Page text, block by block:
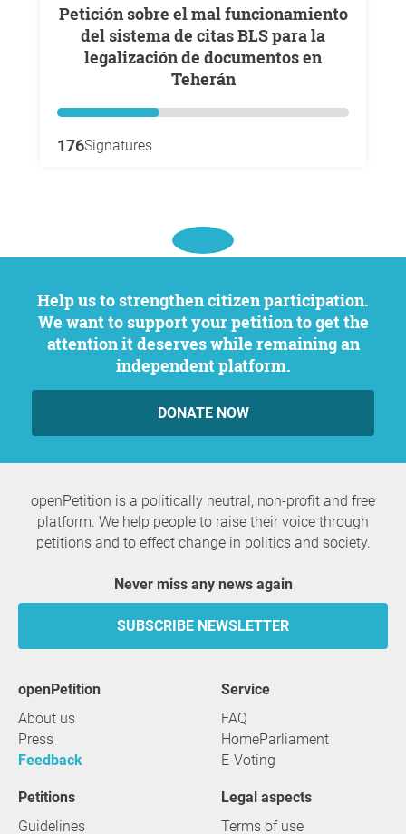
Petición sobre el mal funcionamiento
del sistema de citas BLS para la
legalización de documentos en
Teherán
176Signatures
Help us to strengthen citizen participation.
We want to support your petition to get the
attention it deserves while remaining an
independent platform.
DONATE NOW
openPetition is a politically neutral, non-profit and free
platform. We help people to raise their voice through
petitions and to effect change in politics and society.
Never miss any news again
SUBSCRIBE NEWSLETTER
openPetition
About us
Press
Feedback
service
FAQ
HomeParliament
E-Voting
Petitions
Guidelines
Legal aspects
Terms of use